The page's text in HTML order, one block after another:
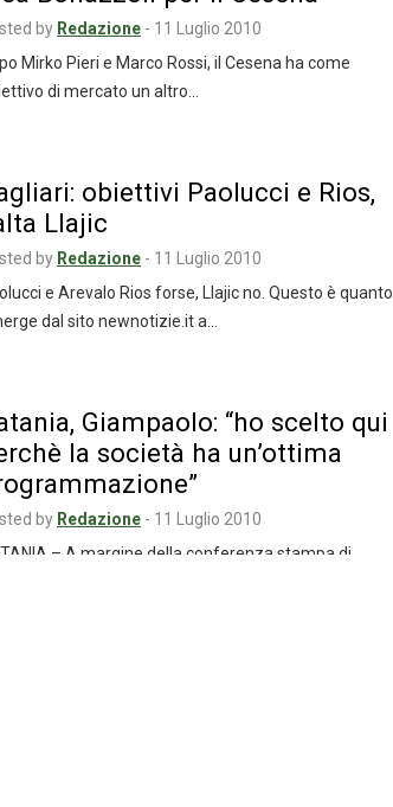
by Redazione - 11 Luglio 2010
Mirko Pieri e Marco Rossi, il Cesena ha come
di mercato un altro…
obiettivi Paolucci e Rios,
Llajic
by Redazione - 11 Luglio 2010
e Arevalo Rios forse, Llajic no. Questo è quanto
dal sito newnotizie.it a…
Giampaolo: “ho scelto qui
la società ha un’ottima
by Redazione - 11 Luglio 2010
– A margine della conferenza stampa di